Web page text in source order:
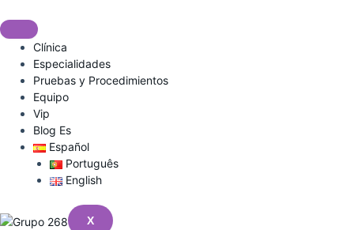
al
contenidoClínica
Especialidades
Pruebas y Procedimientos
Equipo
Vip
Blog Es
Español
Português
English
X